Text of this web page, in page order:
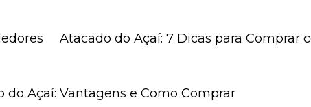
Atacado do Açaí: 7 Dicas para Comprar
do Açaí: Vantagens e Como Comprar